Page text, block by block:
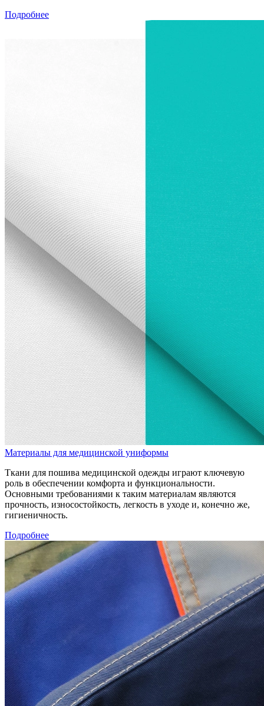
Подробнее
Материалы для медицинской униформы
Ткани для пошива медицинской одежды играют ключевую
роль в обеспечении комфорта и функциональности.
Основными требованиями к таким материалам являются
прочность, износостойкость, легкость в уходе и, конечно же,
гигиеничность.
Подробнее